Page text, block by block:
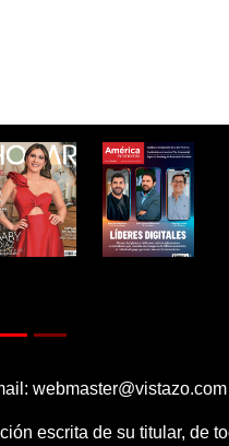
webmaster@vistazo.com
escrita de su titular, de